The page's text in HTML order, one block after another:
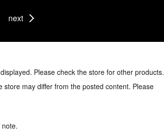
next
Please check the store for other products.
may differ from the posted content. Please